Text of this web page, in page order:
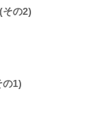
その2)
の1)